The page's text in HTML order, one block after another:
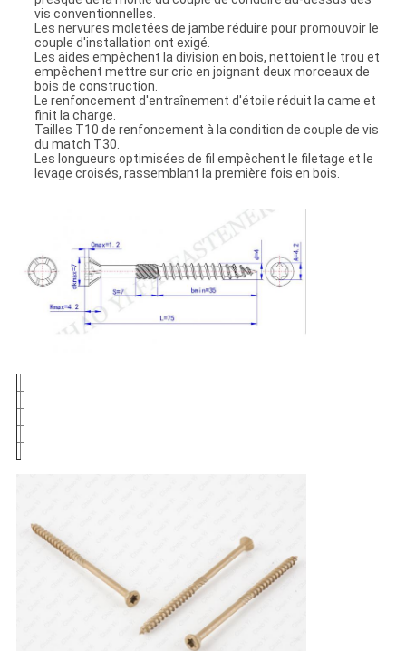
vis conventionnelles.
Les nervures moletées de jambe réduire pour promouvoir le
couple d'installation ont exigé.
Les aides empêchent la division en bois, nettoient le trou et
empêchent mettre sur cric en joignant deux morceaux de
bois de construction.
Le renfoncement d'entraînement d'étoile réduit la came et
finit la charge.
Tailles T10 de renfoncement à la condition de couple de vis
du match T30.
Les longueurs optimisées de fil empêchent le filetage et le
levage croisés, rassemblant la première fois en bois.